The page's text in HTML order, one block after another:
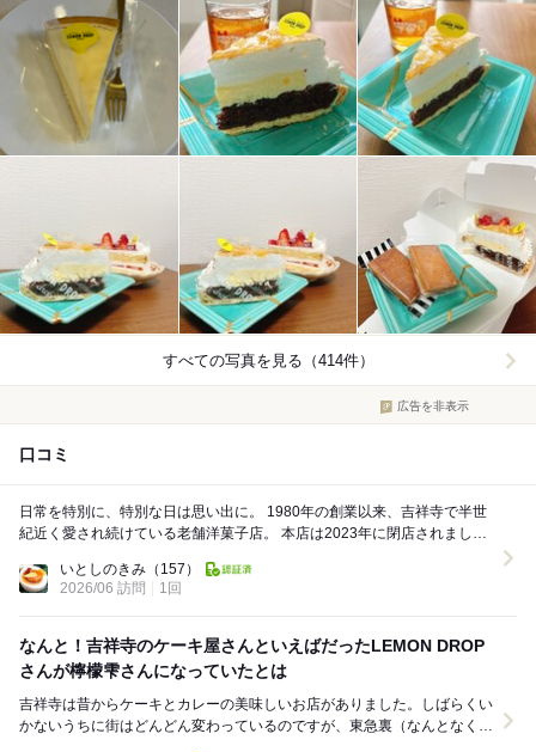
すべての写真を見る（414件）
広告を非表示
口コミ
日常を特別に、特別な日は思い出に。 1980年の創業以来、吉祥寺で半世
紀近く愛され続けている老舗洋菓子店。 本店は2023年に閉店されました
いとしのきみ （157）
2026/06 訪問
1回
なんと！吉祥寺のケーキ屋さんといえばだったLEMON DROP
さんが檸檬雫さんになっていたとは
吉祥寺は昔からケーキとカレーの美味しいお店がありました。しばらくい
かないうちに街はどんどん変わっているのですが、東急裏（なんとなく東